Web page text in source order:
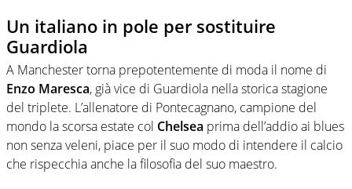
Un italiano in pole per sostituire
Guardiola
A Manchester torna prepotentemente di moda il nome di
Enzo Maresca, già vice di Guardiola nella storica stagione
del triplete. L’allenatore di Pontecagnano, campione del
mondo la scorsa estate col Chelsea prima dell’addio ai blues
non senza veleni, piace per il suo modo di intendere il calcio
che rispecchia anche la filosofia del suo maestro.